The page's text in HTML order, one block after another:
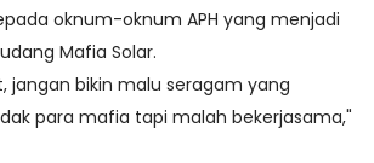
oknum-oknum APH yang menjadi
Mafia Solar.
jangan bikin malu seragam yang
para mafia tapi malah bekerjasama,"